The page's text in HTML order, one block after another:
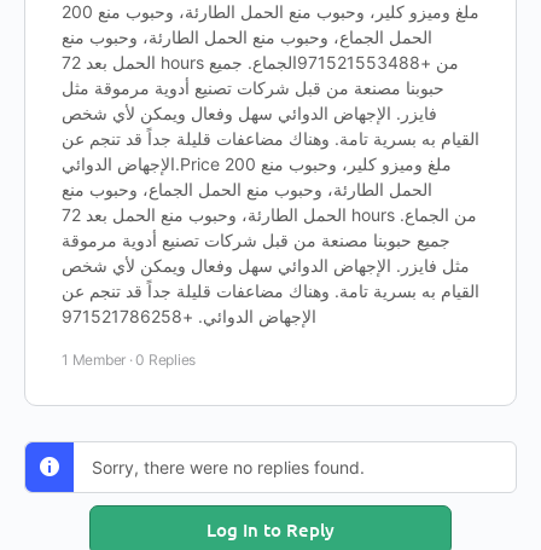
200 ملغ وميزو كلير، وحبوب منع الحمل الطارئة، وحبوب منع
الحمل الجماع، وحبوب منع الحمل الطارئة، وحبوب منع
الحمل بعد 72 hours من +971521553488الجماع. جميع
حبوبنا مصنعة من قبل شركات تصنيع أدوية مرموقة مثل
فايزر. الإجهاض الدوائي سهل وفعال ويمكن لأي شخص
القيام به بسرية تامة. وهناك مضاعفات قليلة جداً قد تنجم عن
الإجهاض الدوائي.Price 200 ملغ وميزو كلير، وحبوب منع
الحمل الطارئة، وحبوب منع الحمل الجماع، وحبوب منع
الحمل الطارئة، وحبوب منع الحمل بعد 72 hours من الجماع.
جميع حبوبنا مصنعة من قبل شركات تصنيع أدوية مرموقة
مثل فايزر. الإجهاض الدوائي سهل وفعال ويمكن لأي شخص
القيام به بسرية تامة. وهناك مضاعفات قليلة جداً قد تنجم عن
الإجهاض الدوائي. +971521786258
1 Member ·0 Replies
Sorry, there were no replies found.
Log In to Reply